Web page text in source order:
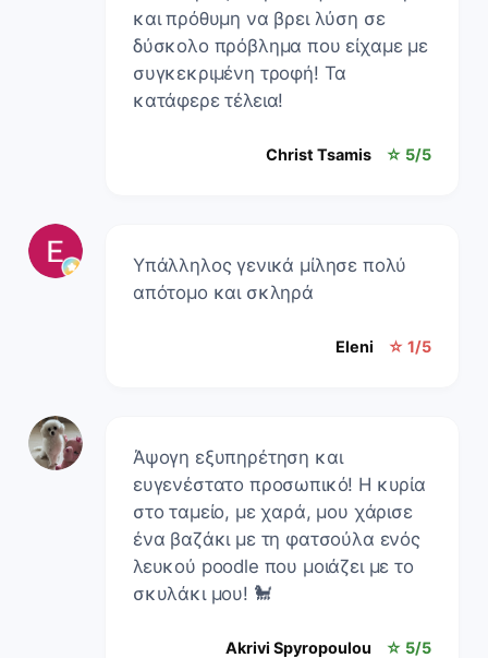
και πρόθυμη να βρει λύση σε
δύσκολο πρόβλημα που είχαμε με
συγκεκριμένη τροφή! Τα
κατάφερε τέλεια!
Christ Tsamis ☆ 5/5
Υπάλληλος γενικά μίλησε πολύ
απότομο και σκληρά
Eleni ☆ 1/5
Άψογη εξυπηρέτηση και
ευγενέστατο προσωπικό! Η κυρία
στο ταμείο, με χαρά, μου χάρισε
ένα βαζάκι με τη φατσούλα ενός
λευκού poodle που μοιάζει με το
σκυλάκι μου! 🐩
Akrivi Spyropoulou ☆ 5/5